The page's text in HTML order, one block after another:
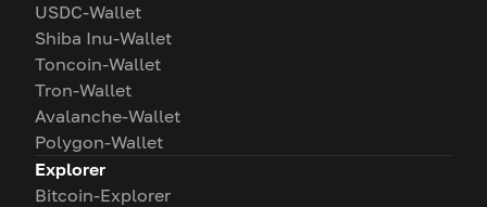
USDC-Wallet
Shiba Inu-Wallet
Toncoin-Wallet
Tron-Wallet
Avalanche-Wallet
Polygon-Wallet
Explorer
Bitcoin-Explorer